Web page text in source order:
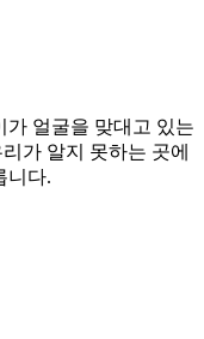
가 얼굴을 맞대고 있는
가 알지 못하는 곳에
니다.